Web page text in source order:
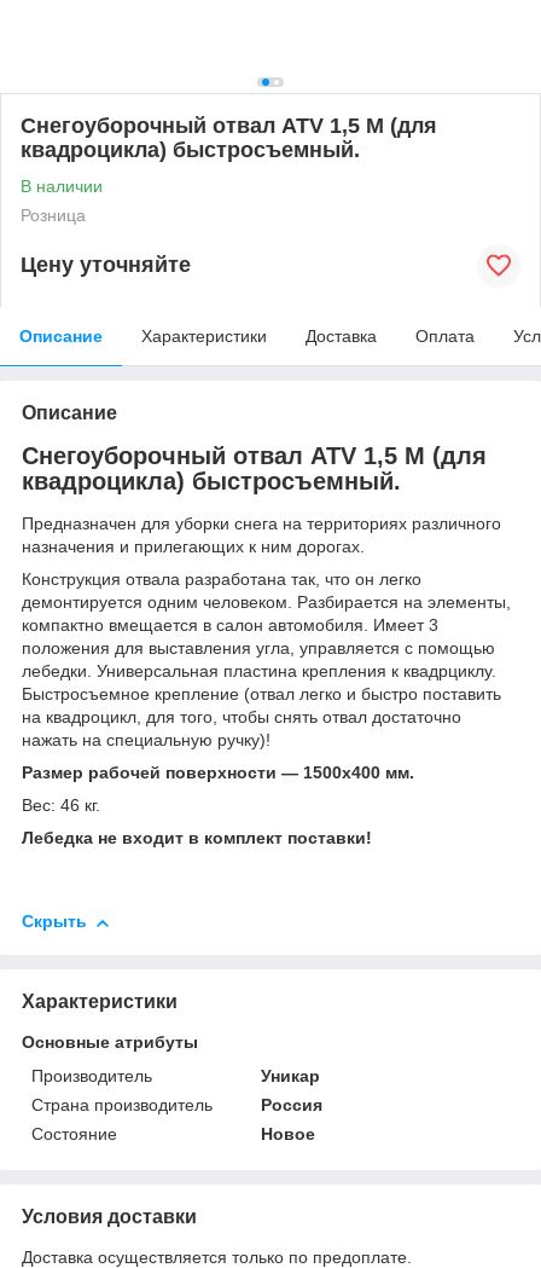
Снегоуборочный отвал ATV 1,5 М (для
квадроцикла) быстросъемный.
В наличии
Розница
Цену уточняйте
Описание Характеристики Доставка Оплата
Описание
Снегоуборочный отвал ATV 1,5 М (для
квадроцикла) быстросъемный.
Предназначен для уборки снега на территориях различного
назначения и прилегающих к ним дорогах.
Конструкция отвала разработана так, что он легко
демонтируется одним человеком. Разбирается на элементы,
компактно вмещается в салон автомобиля. Имеет 3
положения для выставления угла, управляется с помощью
лебедки. Универсальная пластина крепления к квадрциклу.
Быстросъемное крепление (отвал легко и быстро поставить
на квадроцикл, для того, чтобы снять отвал достаточно
нажать на специальную ручку)!
Размер рабочей поверхности — 1500х400 мм.
Вес: 46 кг.
Лебедка не входит в комплект поставки!
Скрыть
Характеристики
Основные атрибуты
Производитель
Уникар
Страна производитель
Россия
Состояние
Новое
Условия доставки
Доставка осуществляется только по предоплате.